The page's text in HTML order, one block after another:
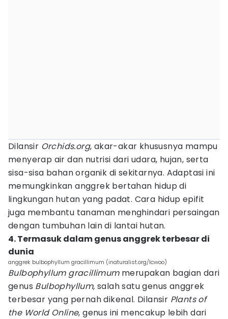
Dilansir Orchids.org, akar-akar khususnya mampu
menyerap air dan nutrisi dari udara, hujan, serta
sisa-sisa bahan organik di sekitarnya. Adaptasi ini
memungkinkan anggrek bertahan hidup di
lingkungan hutan yang padat. Cara hidup epifit
juga membantu tanaman menghindari persaingan
dengan tumbuhan lain di lantai hutan.
4. Termasuk dalam genus anggrek terbesar di
dunia
anggrek bulbophyllum gracillimum (inaturalist.org/lcwoo)
Bulbophyllum gracillimum merupakan bagian dari
genus Bulbophyllum,salah satu genus anggrek
terbesar yang pernah dikenal. Dilansir Plants of
the World Online, genus ini mencakup lebih dari